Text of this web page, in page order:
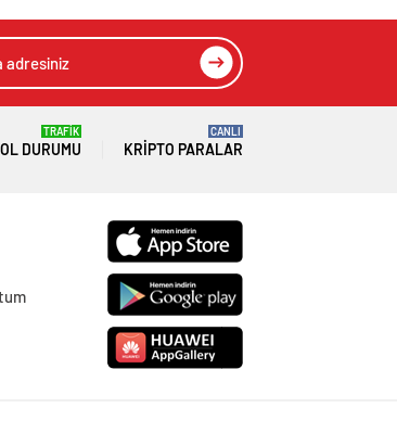
HABERLERİ
07 Ağustos 2026
6 aylık hedeflerini açıkladı.